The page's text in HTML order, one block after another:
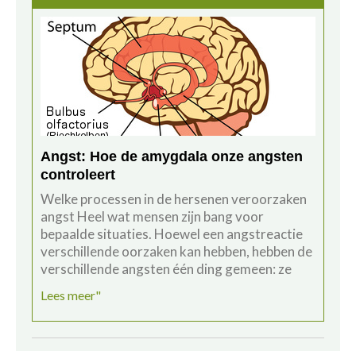
Angst: Hoe de amygdala onze angsten
controleert
Welke processen in de hersenen veroorzaken
angst Heel wat mensen zijn bang voor
bepaalde situaties. Hoewel een angstreactie
verschillende oorzaken kan hebben, hebben de
verschillende angsten één ding gemeen: ze
Lees meer"